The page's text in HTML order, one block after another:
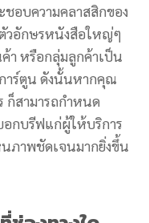
ชอบความคลาสสิกของ
วอักษรหนังสือใหญ่ๆ
า หรือกลุ่มลูกค้าเป็น
าร์ตูน ดังนั้นหากคุณ
ก็สามารถกำหนด
กบรีฟแก่ผู้ให้บริการ
ภาพชัดเจนมากยิ่งขึ้น